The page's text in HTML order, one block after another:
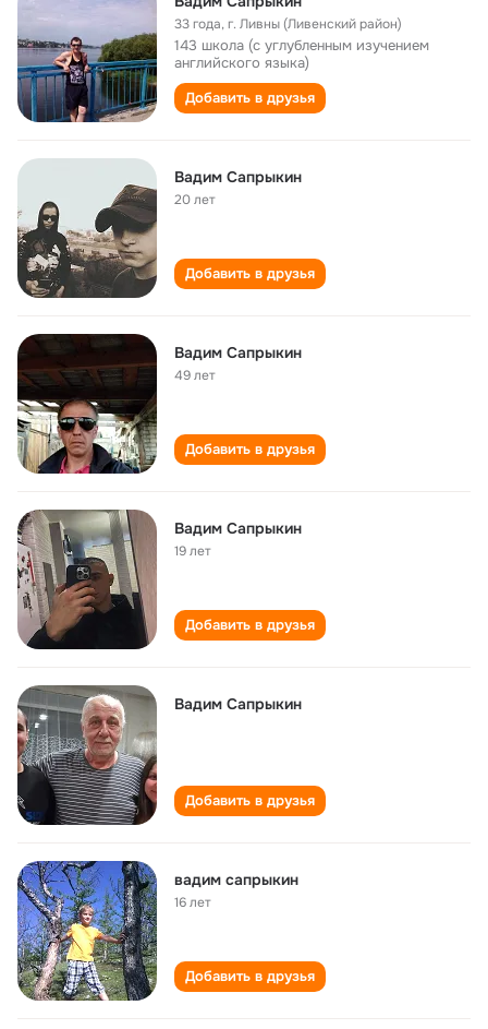
33 года,г. Ливны (Ливенский район)
143 школа (с углубленным изучением
английского языка)
Добавить в друзья
Вадим Сапрыкин
20 лет
Добавить в друзья
Вадим Сапрыкин
49 лет
Добавить в друзья
Вадим Сапрыкин
19 лет
Добавить в друзья
Вадим Сапрыкин
Добавить в друзья
вадим сапрыкин
16 лет
Добавить в друзья